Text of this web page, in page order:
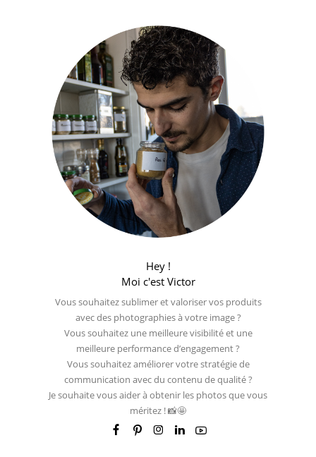
Hey !
Moi c'est Victor
Vous souhaitez sublimer et valoriser vos produits
avec des photographies à votre image ?
Vous souhaitez une meilleure visibilité et une
meilleure performance d’engagement ?
Vous souhaitez améliorer votre stratégie de
communication avec du contenu de qualité ?
Je souhaite vous aider à obtenir les photos que vous
méritez ! 📸🤩